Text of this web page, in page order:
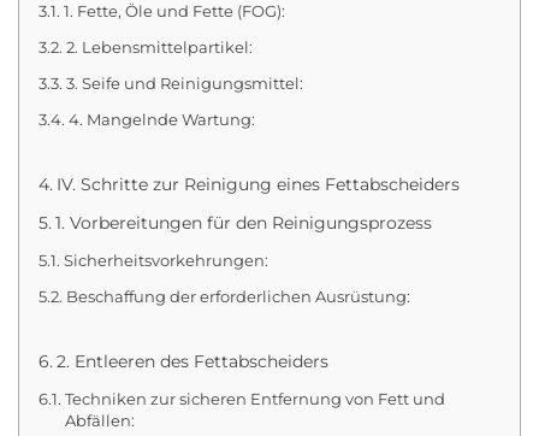
1. Fette, Öle und Fette (FOG):
2. Lebensmittelpartikel:
3. Seife und Reinigungsmittel:
4. Mangelnde Wartung:
IV. Schritte zur Reinigung eines Fettabscheiders
1. Vorbereitungen für den Reinigungsprozess
Sicherheitsvorkehrungen:
Beschaffung der erforderlichen Ausrüstung:
2. Entleeren des Fettabscheiders
Techniken zur sicheren Entfernung von Fett und
Abfällen: